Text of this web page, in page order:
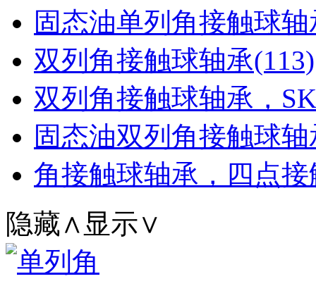
固态油单列角接触球轴
双列角接触球轴承(113)
双列角接触球轴承，
固态油双列角接触球轴
角接触球轴承，四点
隐藏∧ 显示∨